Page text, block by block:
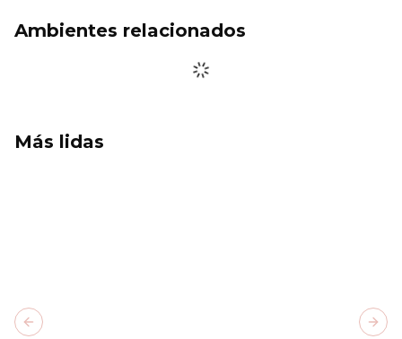
Ambientes relacionados
Más lidas
Previous slide